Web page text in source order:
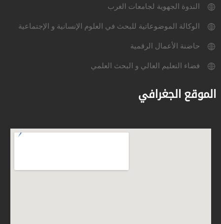
الندوة الجهوية لجامعات الغرب
الوكالة الموضوعاتية للبحث في العلوم الإنسانية و الإجتماعية
حاضنة الأعمال الرقمية
فضاء التعليم العالي و البحث العلمي
الموقع الجغرافي